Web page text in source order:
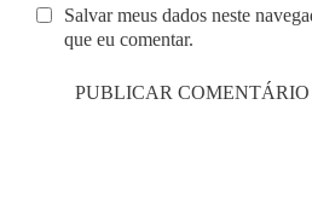
Salvar meus dados neste
que eu comentar.